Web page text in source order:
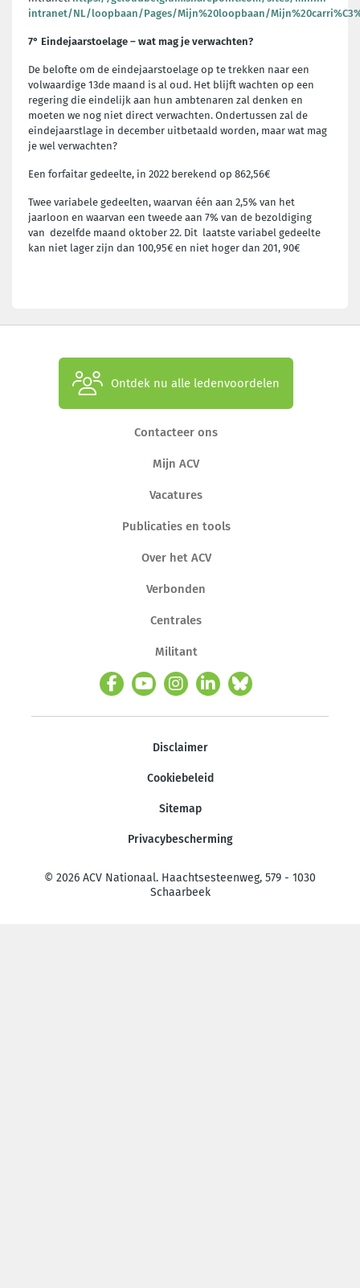
intranet/NL/loopbaan/Pages/Mijn%20loopbaan/
7° Eindejaarstoelage – wat mag je verwachten?
De belofte om de eindejaarstoelage op te trekken naar een
volwaardige 13de maand is al oud. Het blijft wachten op een
regering die eindelijk aan hun ambtenaren zal denken en
moeten we nog niet direct verwachten. Ondertussen zal de
eindejaarstlage in december uitbetaald worden, maar wat mag
je wel verwachten?
Een forfaitar gedeelte, in 2022 berekend op 862,56€
Twee variabele gedeelten, waarvan één aan 2,5% van het
jaarloon en waarvan een tweede aan 7% van de bezoldiging
van dezelfde maand oktober 22. Dit laatste variabel gedeelte
kan niet lager zijn dan 100,95€ en niet hoger dan 201, 90€
Ontdek nu alle ledenvoordelen
Contacteer ons
Mijn ACV
Vacatures
Publicaties en tools
Over het ACV
Verbonden
Centrales
Militant
Disclaimer
Cookiebeleid
Sitemap
Privacybescherming
© 2026 ACV Nationaal. Haachtsesteenweg, 579 - 1030
Schaarbeek